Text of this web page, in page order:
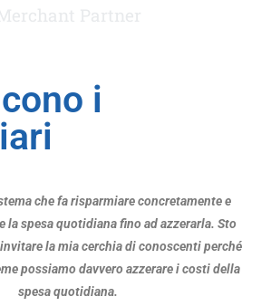
i
che fa risparmiare concretamente e
la spesa quotidiana fino ad azzerarla. Sto
la mia cerchia di conoscenti perché
possiamo davvero azzerare i costi della
spesa quotidiana.